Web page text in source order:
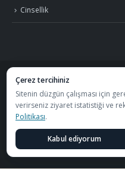
Cinsellik
©2026 Uzm. Psk. Kemal Özcan. Tüm
S.S.S.
GörüşmelerÖzel Metafor Aile
yapılmaktadır.
Çerez tercihiniz
Sitenin düzgün çalışması için
verirseniz ziyaret istatistiği ve
Politikası.
Kabul ediyorum